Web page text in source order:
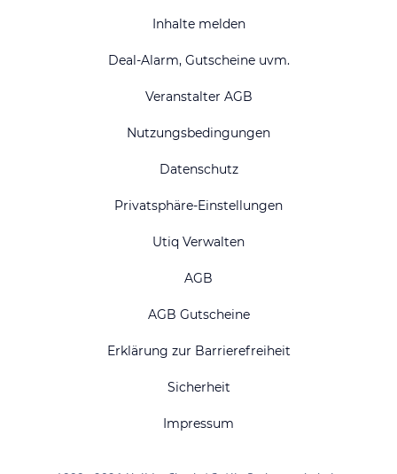
Inhalte melden
Deal-Alarm, Gutscheine uvm.
Veranstalter AGB
Nutzungsbedingungen
Datenschutz
Privatsphäre-Einstellungen
Utiq Verwalten
AGB
AGB Gutscheine
Erklärung zur Barrierefreiheit
Sicherheit
Impressum